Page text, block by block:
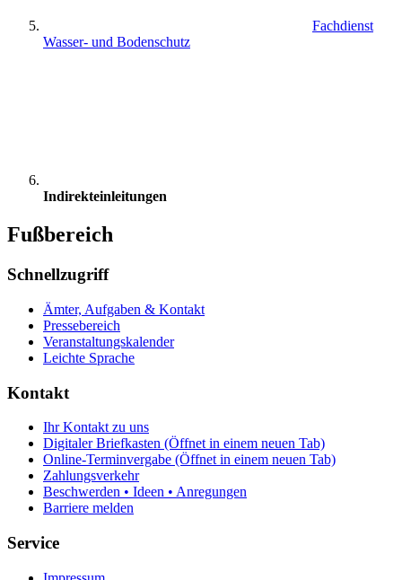
Fachdienst
Wasser- und Bodenschutz
Indirekteinleitungen
Fußbereich
Schnellzugriff
Ämter, Aufgaben & Kontakt
Pressebereich
Veranstaltungskalender
Leichte Sprache
Kontakt
Ihr Kontakt zu uns
Digitaler Briefkasten (Öffnet in einem neuen Tab)
Online-Terminvergabe (Öffnet in einem neuen Tab)
Zahlungsverkehr
Beschwerden • Ideen • Anregungen
Barriere melden
Service